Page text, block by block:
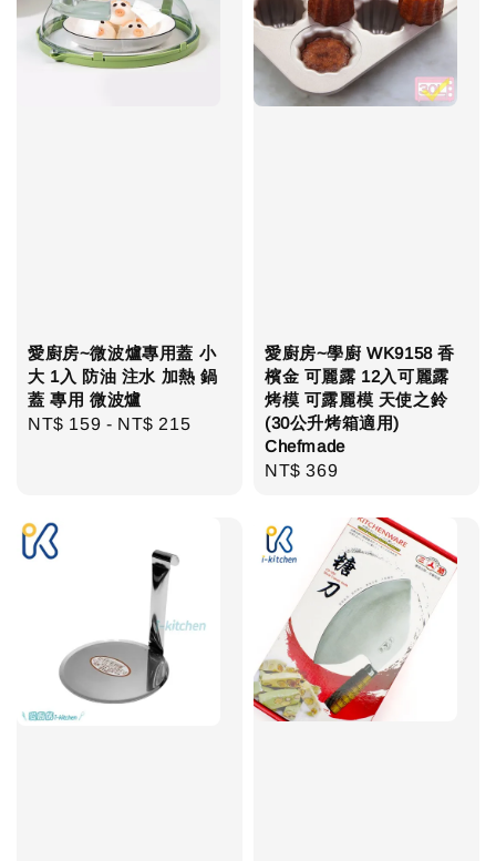
愛廚房~微波爐專用蓋 小
大 1入 防油 注水 加熱 鍋
蓋 專用 微波爐
Regular
NT$ 159 - NT$ 215
愛廚房~學廚 WK9158 香
檳金 可麗露 12入可麗露
烤模 可露麗模 天使之鈴
(30公升烤箱適用)
Chefmade
Regular
NT$ 369